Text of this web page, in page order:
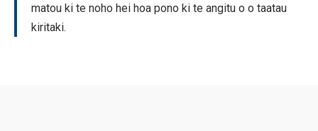
matou ki te noho hei hoa pono ki te angitu o o taatau
kiritaki.